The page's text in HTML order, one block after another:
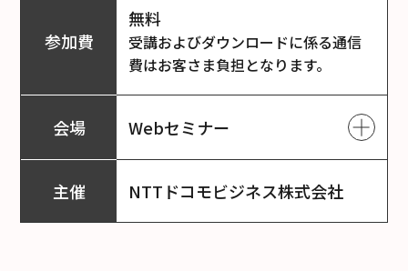
参加費
無料
受講およびダウンロードに係る通信
費はお客さま負担となります。
会場 Webセミナー
オンライン配信を予定しており
主催 NTTドコモビジネス株式会社